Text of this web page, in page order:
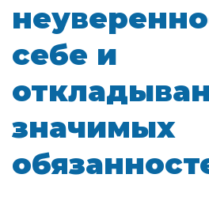
себе и
значимых